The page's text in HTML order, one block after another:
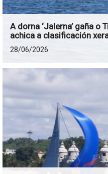
A dorna ‘Jalerna’ gaña o
achica a clasificación
28/06/2026